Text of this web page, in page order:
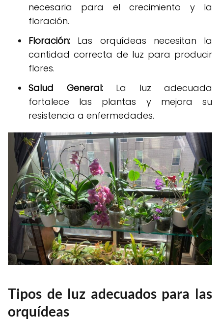
necesaria para el crecimiento y la
floración.
Floración: Las orquídeas necesitan la
cantidad correcta de luz para producir
flores.
Salud General:La luz adecuada
fortalece las plantas y mejora su
resistencia a enfermedades.
Tipos de luz adecuados para las
orquídeas